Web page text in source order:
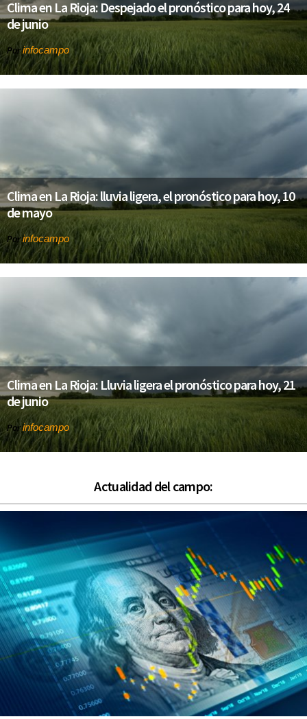
Clima en La Rioja: Despejado el pronóstico para hoy, 24
de junio
Porinfocampo
Clima en La Rioja: lluvia ligera, el pronóstico para hoy, 10
de mayo
Porinfocampo
Clima en La Rioja: Lluvia ligera el pronóstico para hoy, 21
de junio
Porinfocampo
Actualidad del campo: